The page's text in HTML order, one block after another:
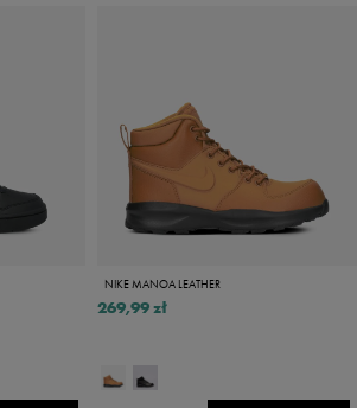
NIKE MANOA LEATHER
269,99 zł